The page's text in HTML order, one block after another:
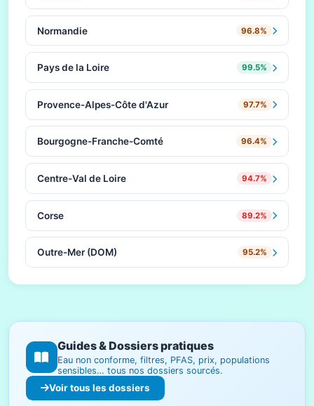
Normandie 96.8%
Pays de la Loire 99.5%
Provence-Alpes-Côte d'Azur 97.7%
Bourgogne-Franche-Comté 96.4%
Centre-Val de Loire 94.7%
Corse 89.2%
Outre-Mer (DOM) 95.2%
Guides & Dossiers pratiques
Eau non conforme, filtres, PFAS, prix, populations
sensibles… tous nos dossiers sourcés.
Voir tous les dossiers